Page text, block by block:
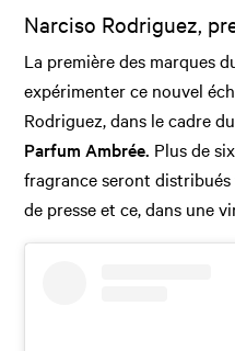
Narciso Rodriguez,
La première des marques
expérimenter ce nouvel
Rodriguez, dans le cadre
Parfum Ambrée. Plus de
fragrance seront
de presse et ce, dans une